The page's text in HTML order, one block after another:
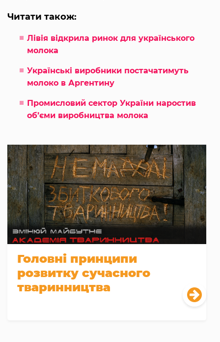
Читати також:
Лівія відкрила ринок для українського
молока
Українські виробники постачатимуть
молоко в Аргентину
Промисловий сектор України наростив
об’єми виробництва молока
Головні принципи
розвитку сучасного
тваринництва